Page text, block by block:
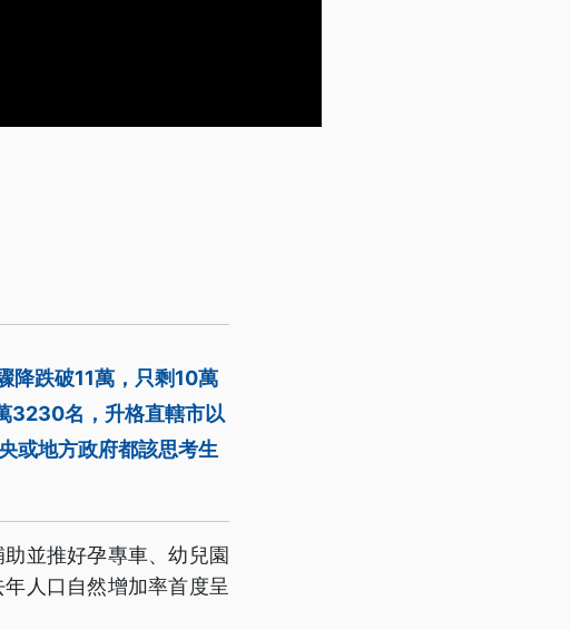
跌破11萬，只剩10萬
3230名，升格直轄市以
或地方政府都該思考生
並推好孕專車、幼兒園
人口自然增加率首度呈